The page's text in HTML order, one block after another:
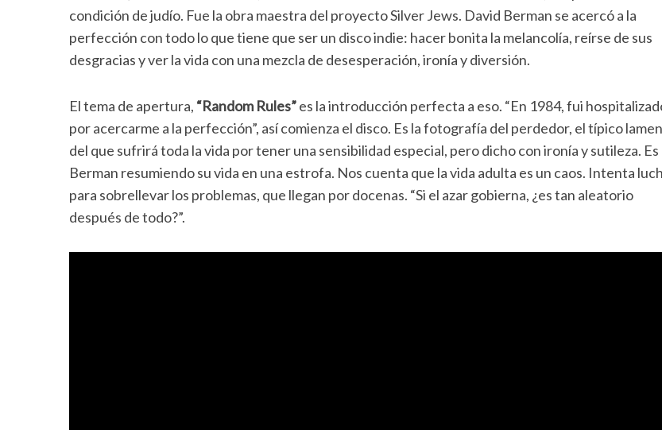
condición de judío. Fue la obra maestra del proyecto Silver Jews. David Berman se acercó a la
perfección con todo lo que tiene que ser un disco indie: hacer bonita la melancolía, reírse de sus
desgracias y ver la vida con una mezcla de desesperación, ironía y diversión.
El tema de apertura, “Random Rules”es la introducción perfecta a eso. “En 1984, fui
por acercarme a la perfección”, así comienza el disco. Es la fotografía del perdedor, el típico
del que sufrirá toda la vida por tener una sensibilidad especial, pero dicho con ironía y sutileza. Es
Berman resumiendo su vida en una estrofa. Nos cuenta que la vida adulta es un caos. Intenta
para sobrellevar los problemas, que llegan por docenas. “Si el azar gobierna, ¿es tan aleatorio
después de todo?”.